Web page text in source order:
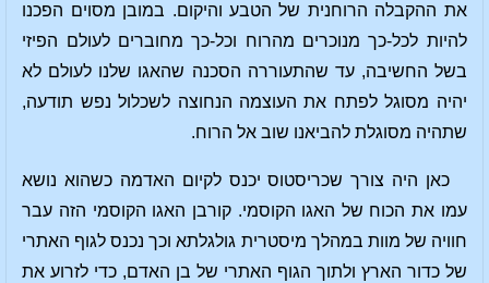
את ההקבלה הרוחנית של הטבע והיקום. במובן מסוים הפכנו
להיות לכל-כך מנוכרים מהרוח וכל-כך מחוברים לעולם הפיזי
בשל החשיבה, עד שהתעוררה הסכנה שהאגו שלנו לעולם לא
יהיה מסוגל לפתח את העוצמה הנחוצה לשכלול נפש תודעה,
שתהיה מסוגלת להביאנו שוב אל הרוח.
כאן היה צורך שכריסטוס יכנס לקיום האדמה כשהוא נושא
עמו את הכוח של האגו הקוסמי. קורבן האגו הקוסמי הזה עבר
חוויה של מוות במהלך מיסטרית גולגלתא וכך נכנס לגוף האתרי
של כדור הארץ ולתוך הגוף האתרי של בן האדם, כדי לזרוע את